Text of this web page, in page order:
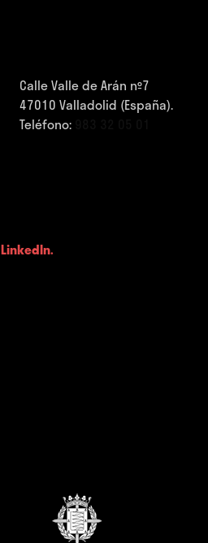
Calle Valle de Arán nº7
47010 Valladolid (España).
Teléfono:
LinkedIn.